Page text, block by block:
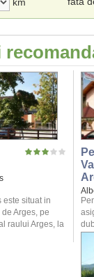
este situat in
Arges, pe
raului Arges, la